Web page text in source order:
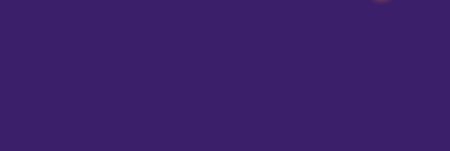
davetlerde hizmet veriyoruz.